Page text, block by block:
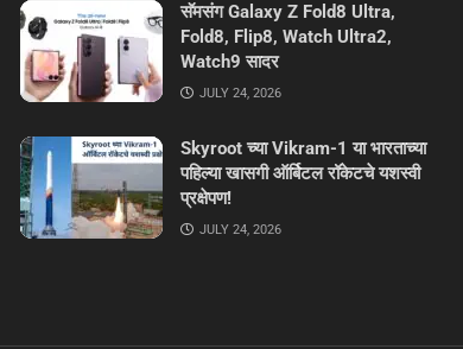
सॅमसंग Galaxy Z Fold8 Ultra,
Fold8, Flip8, Watch Ultra2,
Watch9 सादर
JULY 24, 2026
Skyroot च्या Vikram-1 या भारताच्या
पहिल्या खासगी ऑर्बिटल रॉकेटचे यशस्वी
प्रक्षेपण!
JULY 24, 2026